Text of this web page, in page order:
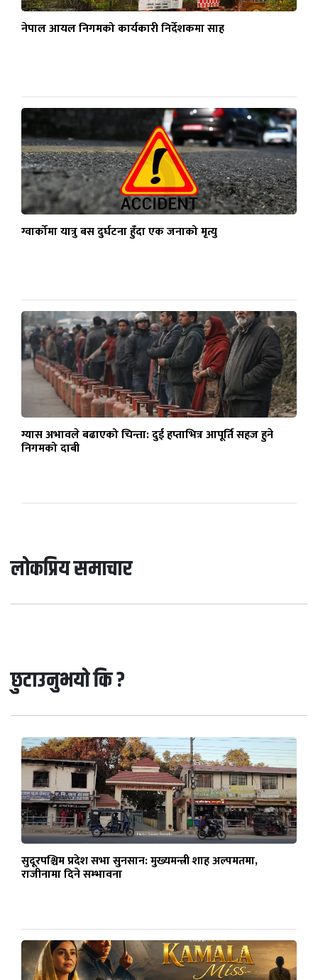
नेपाल आयल निगमको कार्यकारी निर्देशकमा साह
ग्वार्कोमा यात्रु बस दुर्घटना हुँदा एक जनाको मृत्यु
ग्यास अभावले बढाएको चिन्ता: दुई हप्ताभित्र आपूर्ति सहज हुने
निगमको दाबी
लोकप्रिय समाचार
छुटाउनुभयो कि ?
सुदूरपश्चिम प्रदेश सभा सुनसान: मुख्यमन्त्री शाह अल्पमतमा,
राजीनामा दिने सम्भावना